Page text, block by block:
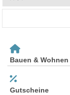
Bauen & Wohnen
Gutscheine